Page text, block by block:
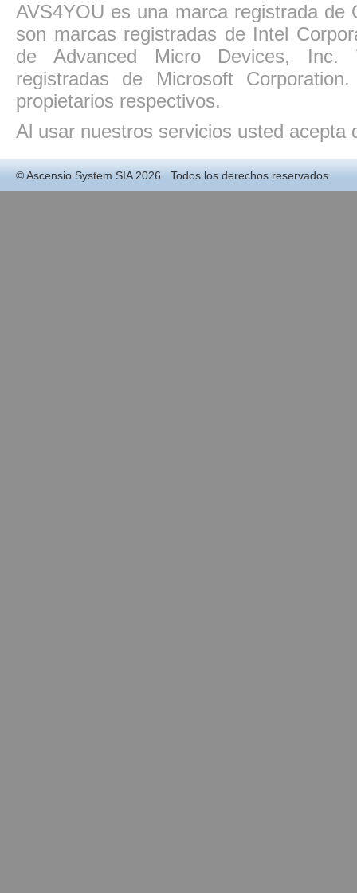
AVS4YOU es una marca registrada
son marcas registradas de Intel
de Advanced Micro Devices, Inc.
registradas de Microsoft
propietarios respectivos.
Al usar nuestros servicios usted acepta
©Ascensio System SIA2026 Todos los derechos reservados.